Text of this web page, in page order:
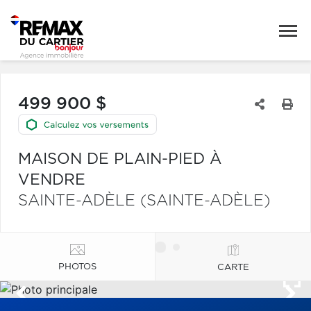
499 900 $
MAISON DE PLAIN-PIED À
VENDRE
SAINTE-ADÈLE (SAINTE-ADÈLE)
PHOTOS CARTE